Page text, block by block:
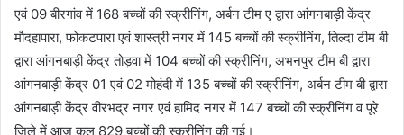
एवं 09 बीरगांव में 168 बच्चों की स्क्रीनिंग, अर्बन टीम ए द्वारा आंगनबाड़ी केंद्र
मौदहापारा, फोकटपारा एवं शास्त्री नगर में 145 बच्चों की स्क्रीनिंग, तिल्दा टीम बी
द्वारा आंगनबाड़ी केंद्र तोड़वा में 104 बच्चों की स्क्रीनिंग, अभनपुर टीम बी द्वारा
आंगनबाड़ी केंद्र 01 एवं 02 मोहंदी में 135 बच्चों की स्क्रीनिंग, अर्बन टीम बी द्वारा
आंगनबाड़ी केंद्र वीरभद्र नगर एवं हामिद नगर में 147 बच्चों की स्क्रीनिंग व पूरे
जिले में आज कुल 829 बच्चों की स्क्रीनिंग की गई।